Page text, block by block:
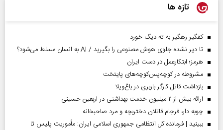
تازه ها
کفگیر رهگیر به ته دیگ خورد
تا دیر نشده جلوی هوش مصنوعی را بگیرید / AI به انسان مسلط می‌شود؟
هرمز؛ ابتکارعمل در دست ایران
مشروطه در کوچه‌پس‌کوچه‌های پایتخت
بازداشت قاتل کارگر باربری در باغ‌ویلا
ارائه بیش از ۲ میلیون خدمت بهداشتی در اربعین حسینی
چوبه دار، فرجام قاتلان دختربچه و مرد صاحبخانه
ببینید | فرمانده کل انتظامی جمهوری اسلامی ایران­: مأموریت پلیس تا